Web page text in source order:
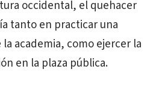
occidental, el quehacer
tanto en practicar una
academia, como ejercer la
en la plaza pública.